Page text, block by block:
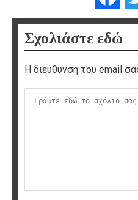
Σχολιάστε εδώ
Η διεύθυνση του email